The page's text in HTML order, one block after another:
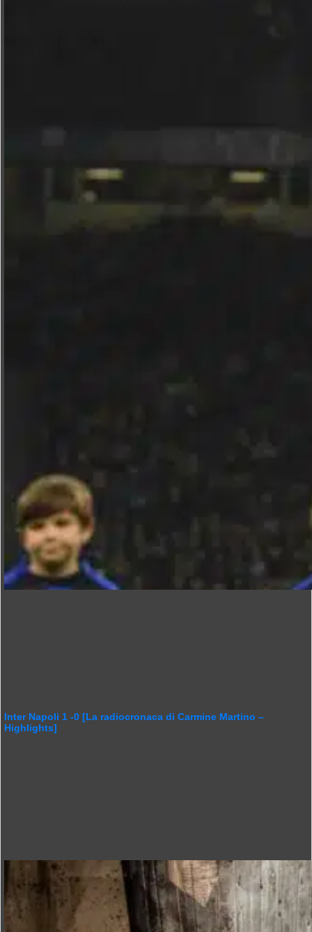
Inter Napoli 1 -0 [La radiocronaca di Carmine Martino –
Highlights]